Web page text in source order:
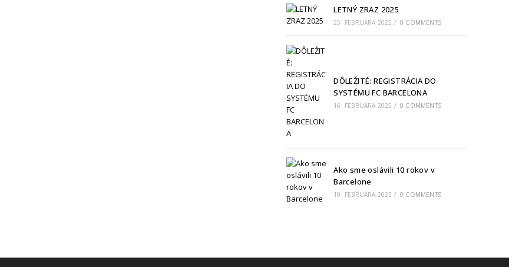
LETNÝ ZRAZ 2025
25. FEBRUÁRA 2025 / 0 COMMENTS
DÔLEŽITÉ: REGISTRÁCIA DO
SYSTÉMU FC BARCELONA
16. FEBRUÁRA 2025 / 0 COMMENTS
Ako sme oslávili 10 rokov v
Barcelone
10. FEBRUÁRA 2023 / 0 COMMENTS